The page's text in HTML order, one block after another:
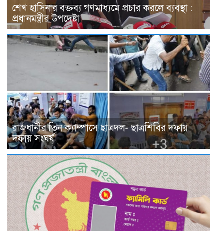
শেখ হাসিনার বক্তব্য গণমাধ্যমে প্রচার করলে ব্যবস্থা :
প্রধানমন্ত্রীর উপদেষ্টা
রাজধানীর তিন ক্যাম্পাসে ছাত্রদল- ছাত্রশিবির দফায়
দফায় সংঘর্ষ